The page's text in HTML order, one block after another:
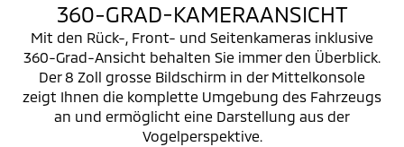
360-GRAD-KAMERAANSICHT
Mit den Rück-, Front- und Seitenkameras inklusive
360-Grad-Ansicht behalten Sie immer den Überblick.
Der 8 Zoll grosse Bildschirm in der Mittelkonsole
zeigt Ihnen die komplette Umgebung des Fahrzeugs
an und ermöglicht eine Darstellung aus der
Vogelperspektive.